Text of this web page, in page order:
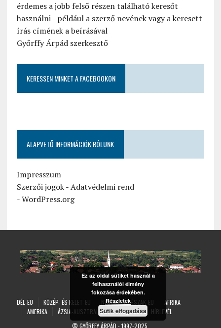
érdemes a jobb felső részen található keresőt
használni - például a szerző nevének vagy a keresett
írás címének a beírásával
Győrffy Árpád szerkesztő
KERESSEN MINKET A FACEBOOKON
ALAPVETŐ INFORMÁCIÓK RÓLUNK
Impresszum
Szerzői jogok-Adatvédelmi rend
-WordPress.org
DÉL-EU KÖZÉP- ÉS KELET-EU NYUGAT- ÉS ÉSZAK-EU
AFRIKA
AMERIKA
ÁZSIA-AUSZTRÁLIA ÁLTALÁNOS
HÍRLEVÉL
© GYŐRFFY ÁRPÁD - 1997-2025.
Ez az oldal sütiket használ a
felhasználói élmény
fokozása érdekében.
Részletek
Sütik elfogadása